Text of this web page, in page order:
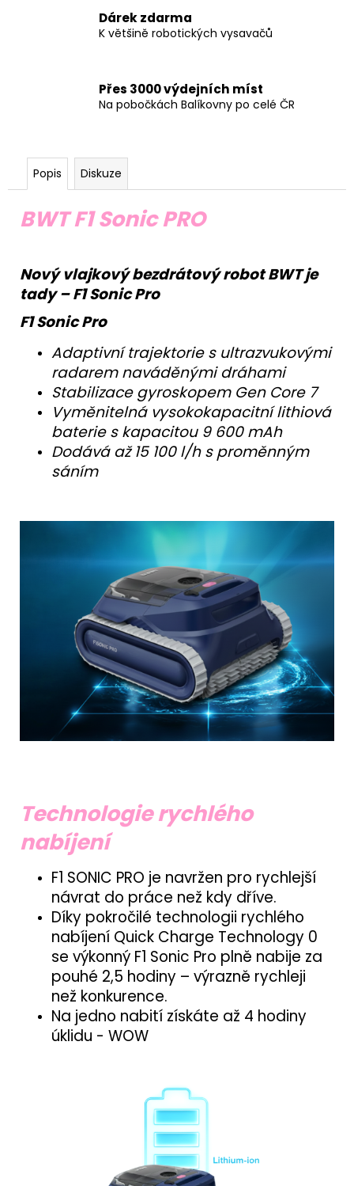
Dárek zdarma
K většině robotických vysavačů
Přes 3000 výdejních míst
Na pobočkách Balíkovny po celé ČR
Popis Diskuze
BWT F1 Sonic PRO
Nový vlajkový bezdrátový robot BWT je
tady – F1 Sonic Pro
F1 Sonic Pro
Adaptivní trajektorie s ultrazvukovými
radarem naváděnými dráhami
Stabilizace gyroskopem Gen Core 7
Vyměnitelná vysokokapacitní lithiová
baterie s kapacitou 9 600 mAh
Dodává až 15 100 l/h s proměnným
sáním
Technologie rychlého
nabíjení
F1 SONIC PRO je navržen pro rychlejší
návrat do práce než kdy dříve.
Díky pokročilé technologii rychlého
nabíjení Quick Charge Technology 0
se výkonný F1 Sonic Pro plně nabije za
pouhé 2,5 hodiny – výrazně rychleji
než konkurence.
Na jedno nabití získáte až 4 hodiny
úklidu - WOW